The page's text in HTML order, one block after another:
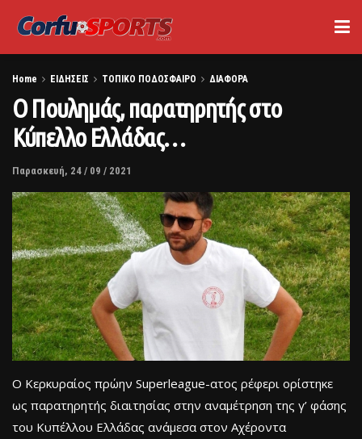
Home ΕΙΔΗΣΕΙΣ ΤΟΠΙΚΟ ΠΟΔΟΣΦΑΙΡΟ ΔΙΑΦΟΡΑ
Ο Πουλημάς, παρατηρητής στο
Κύπελλο Ελλάδας…
Παρασκευή, 24 / 09 / 2021
Ο Κερκυραίος πρώην Superleague-ατος ρέφερι ορίστηκε
ως παρατηρητής διαιτησίας στην αναμέτρηση της γ’ φάσης
του Κυπέλλου Ελλάδας ανάμεσα στον Αχέροντα